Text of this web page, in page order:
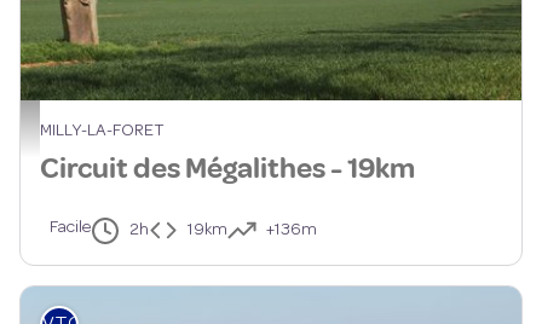
Circuit des Megalithes - PNRGF
MILLY-LA-FORET
Circuit des Mégalithes - 19km
Facile 2h 19km +136m